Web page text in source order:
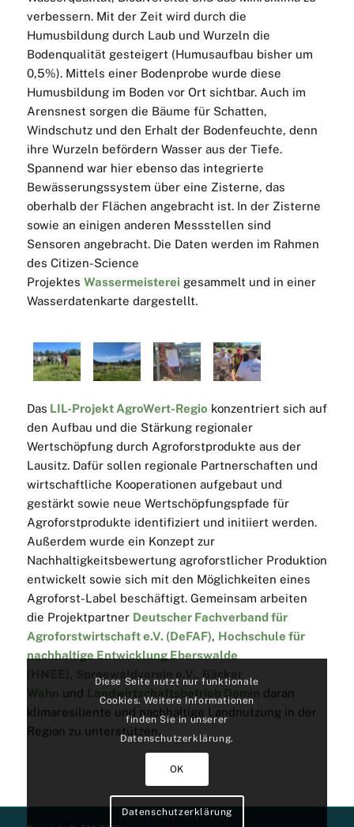
verbessern. Mit der Zeit wird durch die
Humusbildung durch Laub und Wurzeln die
Bodenqualität gesteigert (Humusaufbau bisher um
0,5%). Mittels einer Bodenprobe wurde diese
Humusbildung im Boden vor Ort sichtbar. Auch im
Arensnest sorgen die Bäume für Schatten,
Windschutz und den Erhalt der Bodenfeuchte, denn
ihre Wurzeln befördern Wasser aus der Tiefe.
Spannend war hier ebenso das integrierte
Bewässerungssystem über eine Zisterne, das
oberhalb der Flächen angebracht ist. In der Zisterne
sowie an einigen anderen Messstellen sind
Sensoren angebracht. Die Daten werden im Rahmen
des Citizen-Science
Projektes Wassermeisterei gesammelt und in einer
Wasserdatenkarte dargestellt.
Das LIL-Projekt AgroWert-Regio konzentriert sich auf
den Aufbau und die Stärkung regionaler
Wertschöpfung durch Agroforstprodukte aus der
Lausitz. Dafür sollen regionale Partnerschaften und
wirtschaftliche Kooperationen aufgebaut und
gestärkt sowie neue Wertschöpfungspfade für
Agroforstprodukte identifiziert und initiiert werden.
Außerdem wurde ein Konzept zur
Nachhaltigkeitsbewertung agroforstlicher Produktion
entwickelt sowie sich mit den Möglichkeiten eines
Agroforst-Label beschäftigt. Gemeinsam arbeiten
die Projektpartner Deutscher Fachverband für
Agroforstwirtschaft e.V. (DeFAF), Hochschule für
nachhaltige Entwicklung Eberswalde
(HNEE), Spreewaldverein e.V., Bäcker
Wahn und Landwirtschaftsbetrieb Domin daran
klimaresiliente und nachhaltige Landnutzung in der
Region zu unterstützen.
Diese Seite nutzt nur funktionale
Cookies. Weitere Informationen
finden Sie in unserer
Datenschutzerklärung.
OK
Datenschutzerklärung